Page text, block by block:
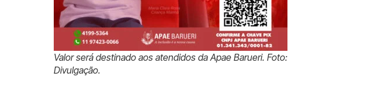
Valor será destinado aos atendidos da Apae Barueri. Foto:
Divulgação.